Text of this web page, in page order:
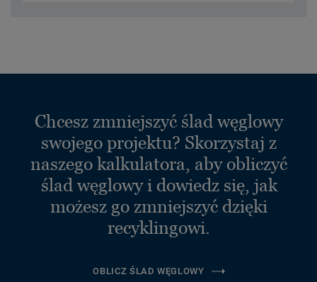
Chcesz zmniejszyć ślad węglowy
swojego projektu? Skorzystaj z
naszego kalkulatora, aby obliczyć
ślad węglowy i dowiedz się, jak
możesz go zmniejszyć dzięki
recyklingowi.
OBLICZ ŚLAD WĘGLOWY